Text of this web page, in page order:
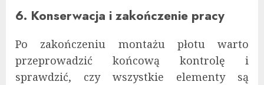
6. Konserwacja i zakończenie pracy
Po zakończeniu montażu płotu warto
przeprowadzić końcową kontrolę i
sprawdzić, czy wszystkie elementy są